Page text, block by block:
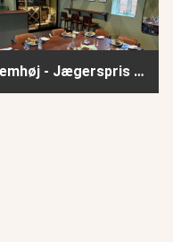
Femhøj - Jægerspris - Vinbar